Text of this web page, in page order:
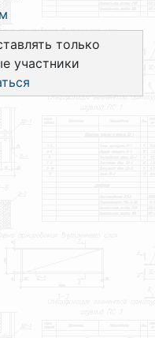
только
участники